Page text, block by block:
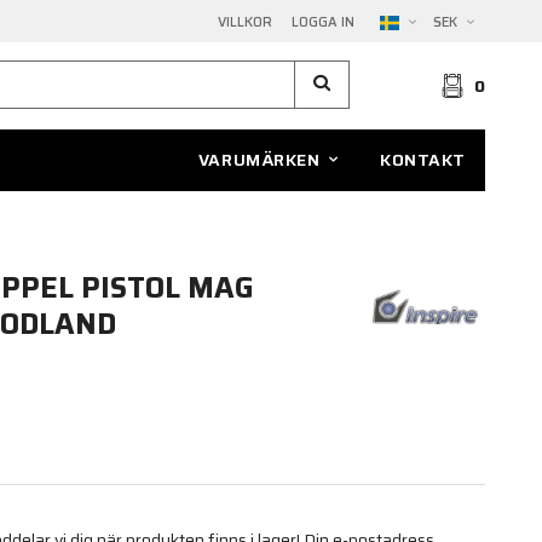
VILLKOR LOGGA IN SEK
0
VARUMÄRKEN KONTAKT
PISTOL MAG